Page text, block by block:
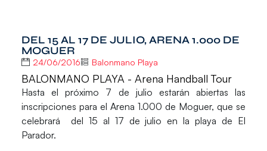
DEL 15 AL 17 DE JULIO, ARENA 1.000 DE
MOGUER
24/06/2016 Balonmano Playa
BALONMANO PLAYA - Arena Handball Tour
Hasta el próximo 7 de julio estarán abiertas las
inscripciones para el Arena 1.000 de Moguer, que se
celebrará del 15 al 17 de julio en la playa de El
Parador.